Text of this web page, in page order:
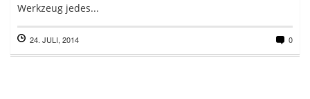
Werkzeug jedes...
24. JULI, 2014 0